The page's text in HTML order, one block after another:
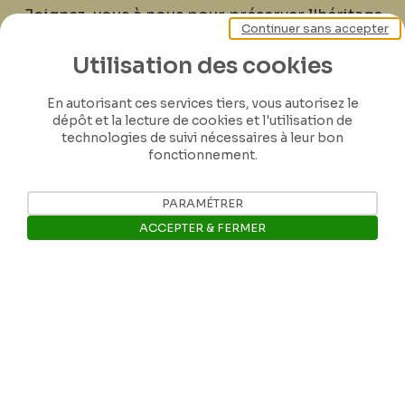
Joignez-vous à nous pour préserver l'héritage
de Félicien Rops ! Partagez vos lettres,
documents et connaissances afin de
les générations futures.
Je contribue
Utilisation des cookies
En autorisant ces services tiers, vous autorisez le
dépôt et la lecture de cookies et l'utilisation de
technologies de suivi nécessaires à leur bon
fonctionnement.
Continuer sans accepter
PARAMÉTRER
ACCEPTER & FERMER